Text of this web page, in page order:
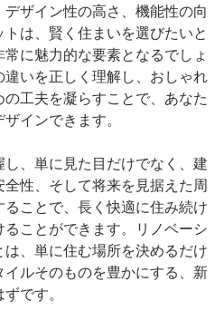
ザイン性の高さ、機能性の向
トは、賢く住まいを選びたいと
に魅力的な要素となるでしょ
いを正しく理解し、おしゃれ
工夫を凝らすことで、あなた
インできます。
、単に見た目だけでなく、建
性、そして将来を見据えた周
ことで、長く快適に住み続け
ことができます。リノベーシ
、単に住む場所を決めるだけ
ルそのものを豊かにする、新
です。